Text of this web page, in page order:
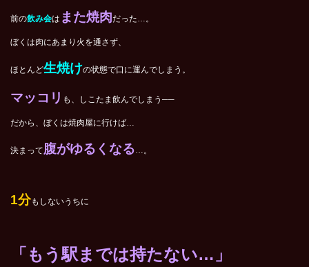
前の飲み会は また焼肉だった…。
ぼくは肉にあまり火を通さず、
ほとんど生焼けの状態で口に運んでしまう。
マッコリ も、しこたま飲んでしまう──
だから、ぼくは焼肉屋に行けば…
決まって腹がゆるくなる…。
1分もしないうちに
「もう駅までは持たない…」